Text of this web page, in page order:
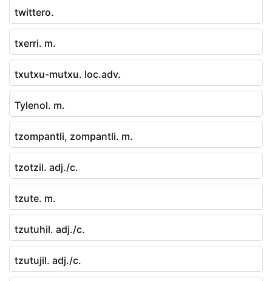
twittero.
txerri. m.
txutxu-mutxu. loc.adv.
Tylenol. m.
tzompantli, zompantli. m.
tzotzil. adj./c.
tzute. m.
tzutuhil. adj./c.
tzutujil. adj./c.